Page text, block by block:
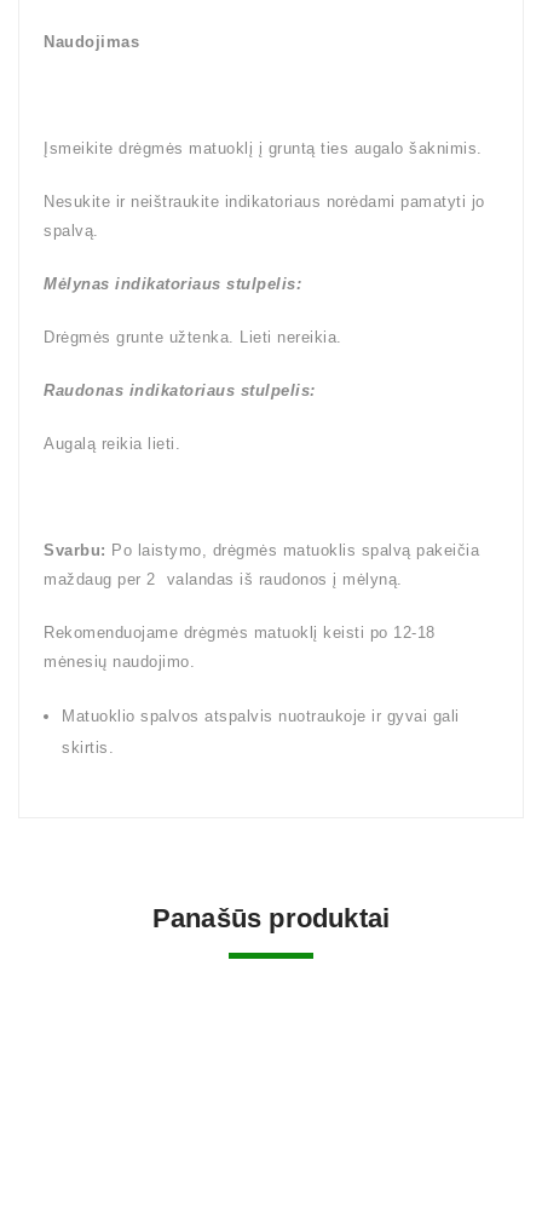
Naudojimas
Įsmeikite drėgmės matuoklį į gruntą ties augalo šaknimis.
Nesukite ir neištraukite indikatoriaus norėdami pamatyti jo
spalvą.
Mėlynas indikatoriaus stulpelis:
Drėgmės grunte užtenka. Lieti nereikia.
Raudonas indikatoriaus stulpelis:
Augalą reikia lieti.
Svarbu: Po laistymo, drėgmės matuoklis spalvą pakeičia
maždaug per 2 valandas iš raudonos į mėlyną.
Rekomenduojame drėgmės matuoklį keisti po 12-18
mėnesių naudojimo.
Matuoklio spalvos atspalvis nuotraukoje ir gyvai gali
skirtis.
Panašūs produktai